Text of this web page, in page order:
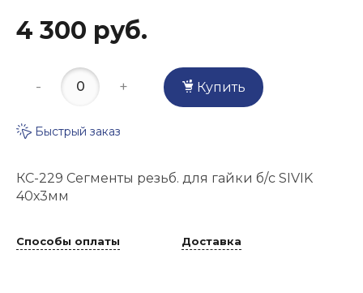
4 300 руб.
- + Купить
Быстрый заказ
КС-229 Сегменты резьб. для гайки б/с SIVIK
40х3мм
Способы оплаты Доставка